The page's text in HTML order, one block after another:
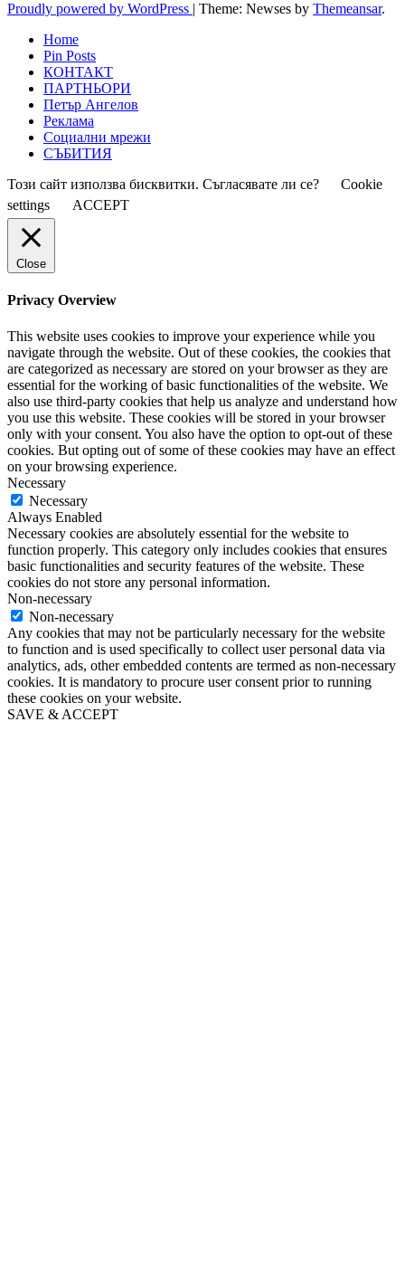
Proudly powered by WordPress | Theme: Newses by Themeansar.
Home
Pin Posts
КОНТАКТ
ПАРТНЬОРИ
Петър Ангелов
Реклама
Социални мрежи
СЪБИТИЯ
Този сайт използва бисквитки. Съгласявате ли се?
Cookie
settings
ACCEPT
Close
Privacy Overview
This website uses cookies to improve your experience while you
navigate through the website. Out of these cookies, the cookies that
are categorized as necessary are stored on your browser as they are
essential for the working of basic functionalities of the website. We
also use third-party cookies that help us analyze and understand how
you use this website. These cookies will be stored in your browser
only with your consent. You also have the option to opt-out of these
cookies. But opting out of some of these cookies may have an effect
on your browsing experience.
Necessary
Necessary
Always Enabled
Necessary cookies are absolutely essential for the website to
function properly. This category only includes cookies that ensures
basic functionalities and security features of the website. These
cookies do not store any personal information.
Non-necessary
Non-necessary
Any cookies that may not be particularly necessary for the website
to function and is used specifically to collect user personal data via
analytics, ads, other embedded contents are termed as non-necessary
cookies. It is mandatory to procure user consent prior to running
these cookies on your website.
SAVE & ACCEPT